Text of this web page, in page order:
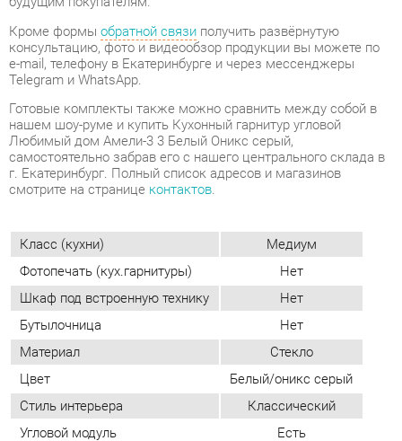
Готовые комплекты также можно сравнить между собой в
нашем шоу-руме и купить Кухонный гарнитур угловой
Любимый дом Амели-3 3 Белый Оникс серый,
самостоятельно забрав его с нашего центрального склада в
г. Екатеринбург. Полный список адресов и магазинов
смотрите на странице
Класс (кухни) Медиум
Фотопечать (кух.гарнитуры)
Нет
Шкаф под встроенную технику
Материал
Стекло
Цвет
Белый/оникс серый
Стиль интерьера
Классический
Угловой модуль
Есть
ОТЗЫВЫ
Пока нет отзывов, поделитесь первым своим мнением.